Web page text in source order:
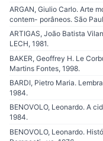
ARGAN, Giulio Carlo. Arte
contem- porâneos. São
ARTIGAS, João Batista
LECH, 1981.
BAKER, Geoffrey H. Le
Martins Fontes, 1998.
BARDI, Pietro Maria.
1984.
BENOVOLO, Leonardo. A
1984.
BENOVOLO, Leonardo.